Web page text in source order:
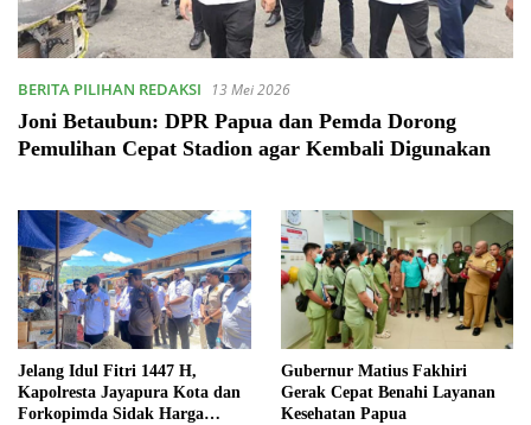
BERITA PILIHAN REDAKSI 13 Mei 2026
Joni Betaubun: DPR Papua dan Pemda Dorong
Pemulihan Cepat Stadion agar Kembali Digunakan
Jelang Idul Fitri 1447 H,
Kapolresta Jayapura Kota dan
Forkopimda Sidak Harga
Gubernur Matius Fakhiri
Gerak Cepat Benahi Layanan
Kesehatan Papua